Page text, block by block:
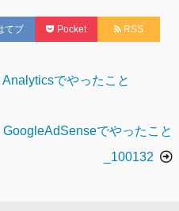
てブ Pocket RSS
でやったこと
GoogleAdSenseでやったこと
_100132